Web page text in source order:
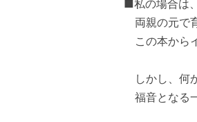
■私の場合は
両親の元で
この本から
しかし、何
福音となる